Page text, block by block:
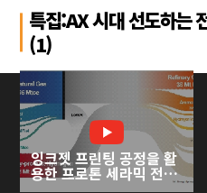
특집:AX 시대 선도하는
(1)
잉크젯 프린팅 공정을 활
용한 프로톤 세라믹 전기
화학 셀 개발_심준형